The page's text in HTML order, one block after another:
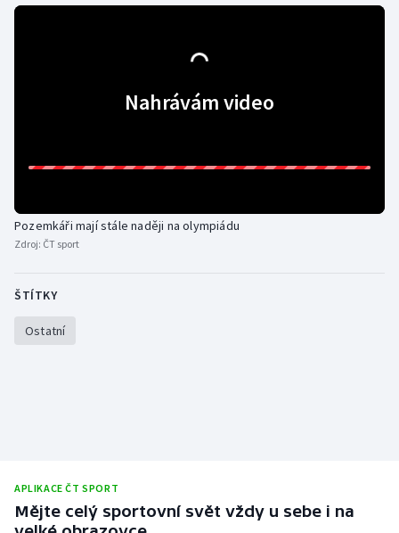
Stolní tenis
Ostatní
Nahrávám video
Pozemkáři mají stále naději na olympiádu
Zdroj: ČT sport
ŠTÍTKY
Ostatní
APLIKACE ČT SPORT
Mějte celý sportovní svět vždy u sebe i na